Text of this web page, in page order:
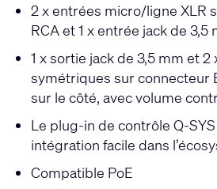
2 x entrées micro/ligne XLR
RCA et 1 x entrée jack de 3,5
1 x sortie jack de 3,5 mm et 2
symétriques sur connecteur
sur le côté, avec volume
Le plug-in de contrôle Q-
intégration facile dans
Compatible PoE